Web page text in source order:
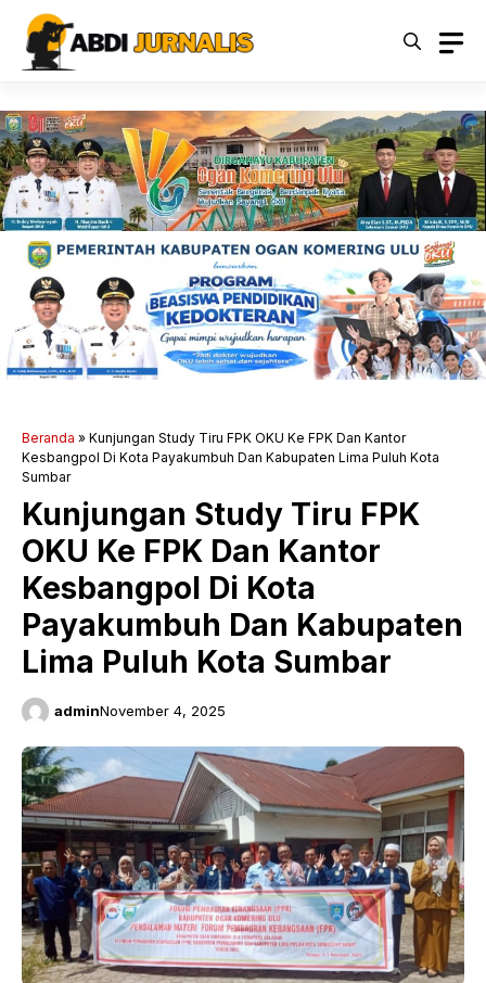
Langsung
Beranda » Kunjungan Study Tiru FPK OKU Ke FPK Dan Kantor
Kesbangpol Di Kota Payakumbuh Dan Kabupaten Lima Puluh Kota
Sumbar
Kunjungan Study Tiru FPK
OKU Ke FPK Dan Kantor
Kesbangpol Di Kota
Payakumbuh Dan Kabupaten
Lima Puluh Kota Sumbar
adminNovember 4, 2025